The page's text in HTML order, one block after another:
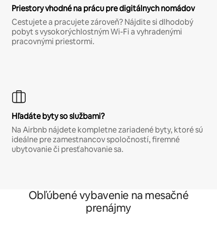
Priestory vhodné na prácu pre digitálnych nomádov
Cestujete a pracujete zároveň? Nájdite si dlhodobý
pobyt s vysokorýchlostným Wi-Fi a vyhradenými
pracovnými priestormi.
Hľadáte byty so službami?
Na Airbnb nájdete kompletne zariadené byty, ktoré sú
ideálne pre zamestnancov spoločností, firemné
ubytovanie či presťahovanie sa.
Obľúbené vybavenie na mesačné
prenájmy